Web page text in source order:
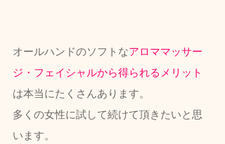
オールハンドのソフトなアロママッサー
ジ・フェイシャルから得られるメリット
は本当にたくさんあります。
多くの女性に試して続けて頂きたいと思
います。